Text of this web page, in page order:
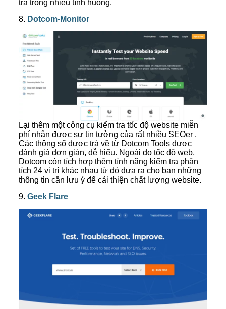
tra trong nhiều tình huống.
8. Dotcom-Monitor
Lại thêm một công cụ kiểm tra tốc độ website miễn
phí nhận được sự tin tưởng của rất nhiều SEOer .
Các thông số được trả về từ Dotcom Tools được
đánh giá đơn giản, dễ hiểu. Ngoài đo tốc độ web,
Dotcom còn tích hợp thêm tính năng kiểm tra phân
tích 24 vị trí khác nhau từ đó đưa ra cho bạn những
thông tin cần lưu ý để cải thiện chất lượng website.
9. Geek Flare